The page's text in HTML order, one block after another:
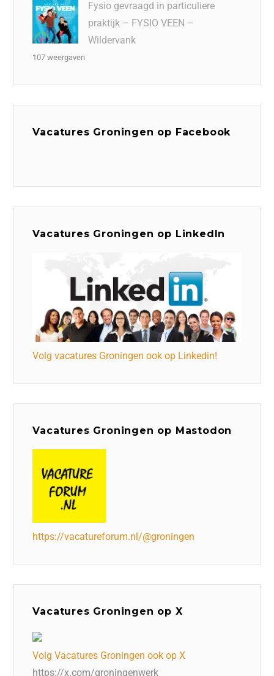
Fysio gevraagd in particuliere
praktijk – FYSIO VEEN –
Wildervank
107 weergaven
Vacatures Groningen op Facebook
Vacatures Groningen op LinkedIn
Volg vacatures Groningen ook op Linkedin!
Vacatures Groningen op Mastodon
https://vacatureforum.nl/@groningen
Vacatures Groningen op X
Volg Vacatures Groningen ook op X
https://x.com/groningenwerk